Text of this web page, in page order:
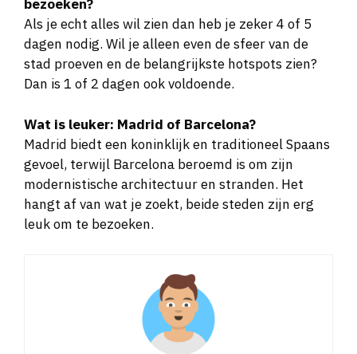
bezoeken?
Als je echt alles wil zien dan heb je zeker 4 of 5
dagen nodig. Wil je alleen even de sfeer van de
stad proeven en de belangrijkste hotspots zien?
Dan is 1 of 2 dagen ook voldoende.
Wat is leuker: Madrid of Barcelona?
Madrid biedt een koninklijk en traditioneel Spaans
gevoel, terwijl Barcelona beroemd is om zijn
modernistische architectuur en stranden. Het
hangt af van wat je zoekt, beide steden zijn erg
leuk om te bezoeken.